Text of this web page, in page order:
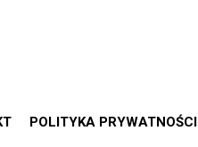
POLITYKA PRYWATNOŚCI